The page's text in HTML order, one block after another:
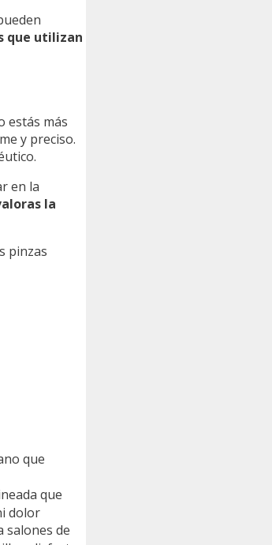
que utilizan
estás más
y preciso.
en la
la
pinzas
que
que
dolor
salones de